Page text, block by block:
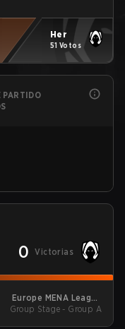
Her
51 Votos
PARTIDO
0 Victorias
Europe MENA League
- Europe MENA
Group Stage - Group A